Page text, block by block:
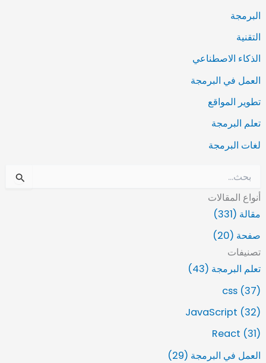
البرمجة
التقنية
الذكاء الاصطناعي
العمل في البرمجة
تطوير المواقع
تعلم البرمجة
لغات البرمجة
ب
ح
ع
أنواع المقالات
مقالة (331)
صفحة (20)
تصنيفات
تعلم البرمجة (43)
css (37)
JavaScript (32)
React (31)
العمل في البرمجة (29)